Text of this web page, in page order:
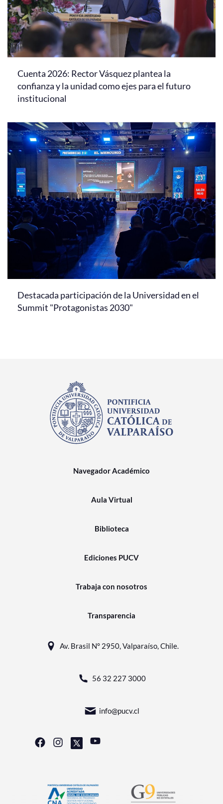
Cuenta 2026: Rector Vásquez plantea la
confianza y la unidad como ejes para el futuro
institucional
Destacada participación de la Universidad en el
Summit "Protagonistas 2030"
Navegador Académico
Aula Virtual
Biblioteca
Ediciones PUCV
Trabaja con nosotros
Transparencia
Av. Brasil N° 2950, Valparaíso, Chile.
56 32 227 3000
info@pucv.cl